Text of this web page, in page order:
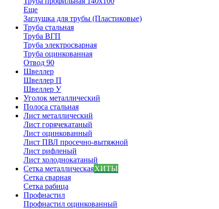
Еще
Заглушка для трубы (Пластиковые)
Труба стальная
Труба ВГП
Труба электросварная
Труба оцинкованная
Отвод 90
Швеллер
Швеллер П
Швеллер У
Уголок металлический
Полоса стальная
Лист металлический
Лист горячекатаный
Лист оцинкованный
Лист ПВЛ просечно-вытяжной
Лист рифленый
Лист холоднокатаный
Сетка металлическаяХИТЫ
Сетка сварная
Сетка рабица
Профнастил
Профнастил оцинкованный